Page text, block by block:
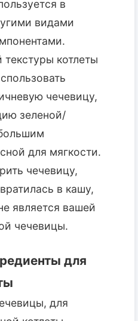
в
видами
котлеты
чечевицу,
зеленой/
для мягкости.
чечевицу,
в кашу,
является вашей
чечевицы.
для
для